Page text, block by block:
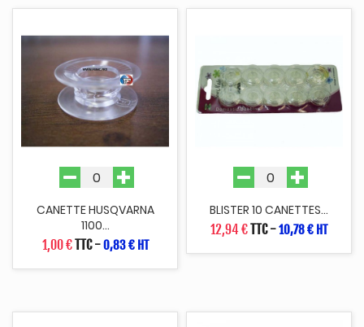
CANETTE HUSQVARNA
1100...
1,00 €TTC-0,83 € HT
BLISTER 10 CANETTES...
12,94 €TTC-10,78 € HT